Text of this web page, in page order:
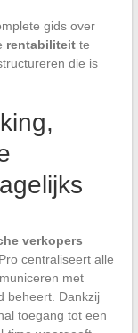
gids over
rentabiliteitte
die is
verkopers
centraliseert alle
met
beheert. Dankzij
toegang tot een